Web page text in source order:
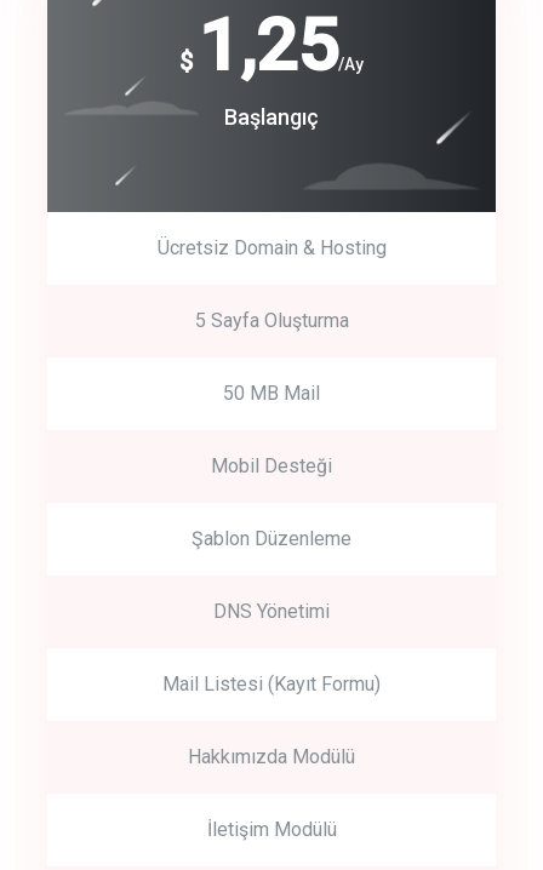
$ 1,25/Ay
Başlangıç
Ücretsiz Domain & Hosting
5 Sayfa Oluşturma
50 MB Mail
Mobil Desteği
Şablon Düzenleme
DNS Yönetimi
Mail Listesi (Kayıt Formu)
Hakkımızda Modülü
İletişim Modülü
Free
Basic